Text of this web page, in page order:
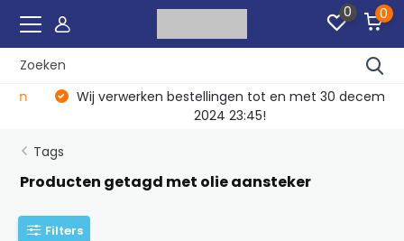
0 0
Wij verwerken bestellingen tot en met 30 december
2024 23:45!
Tags
Producten getagd met olie aansteker
Filters